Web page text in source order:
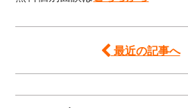
最近の記事へ